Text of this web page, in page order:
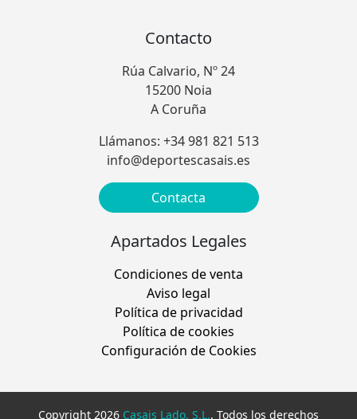
Contacto
Rúa Calvario, Nº 24
15200 Noia
A Coruña
Llámanos: +34 981 821 513
info@deportescasais.es
Contacta
Apartados Legales
Condiciones de venta
Aviso legal
Política de privacidad
Política de cookies
Configuración de Cookies
Copyright 2026 Casais Lado, S.L.. Todos los derechos